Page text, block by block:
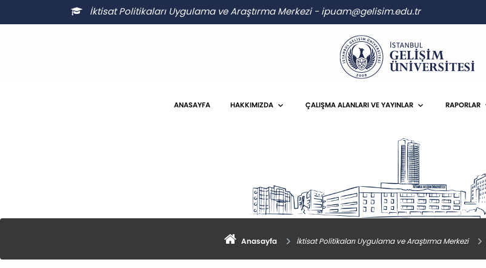
İktisat Politikaları Uygulama ve Araştırma Merkezi-ipuam@gelisim.edu.tr
ANASAYFA HAKKIMIZDA ÇALIŞMA ALANLARI VE YAYINLAR RAPORLAR
Anasayfa İktisat Politikaları Uygulama ve Araştırma Merkezi